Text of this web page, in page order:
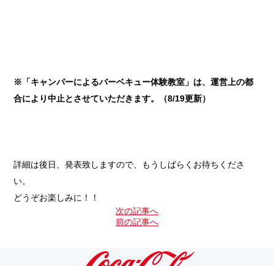
※「キャンパーによるバーベキュー体験教室」は、運営上の都
合により中止とさせていただきます。（8/19更新）
詳細は後日、発表致しますので、もうしばらくお待ちくださ
い。
どうぞお楽しみに！！
次の記事へ
前の記事へ